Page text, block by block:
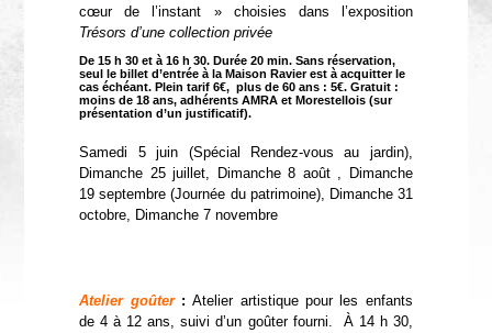
cœur de l’instant » choisies dans l’exposition
Trésors d’une collection privée
De 15 h 30 et à 16 h 30. Durée 20 min. Sans réservation,
seul le billet d’entrée à la Maison Ravier est à acquitter le
cas échéant. Plein tarif 6€, plus de 60 ans : 5€. Gratuit :
moins de 18 ans, adhérents AMRA et Morestellois (sur
présentation d’un justificatif).
Samedi 5 juin (Spécial Rendez-vous au jardin),
Dimanche 25 juillet, Dimanche 8 août , Dimanche
19 septembre (Journée du patrimoine), Dimanche 31
octobre, Dimanche 7 novembre
Atelier goûter:Atelier artistique pour les enfants
de 4 à 12 ans, suivi d’un goûter fourni. À 14 h 30,